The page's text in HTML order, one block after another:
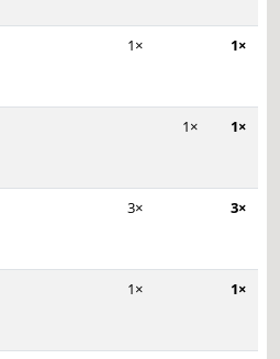
1× 1×
1× 1×
3× 3×
1× 1×